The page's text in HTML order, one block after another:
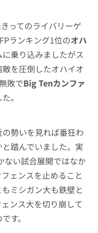
ってのライバリーゲ
ランキング1位のオハ
に乗り込みましたがス
を圧倒したオハイオ
敗でBig Tenカンファ
。
勢いを見れば番狂わ
踏んでいました。実
ない試合展開ではなか
ェンスを止めること
ミシガン大も鉄壁と
ンス大を切り崩して
す。